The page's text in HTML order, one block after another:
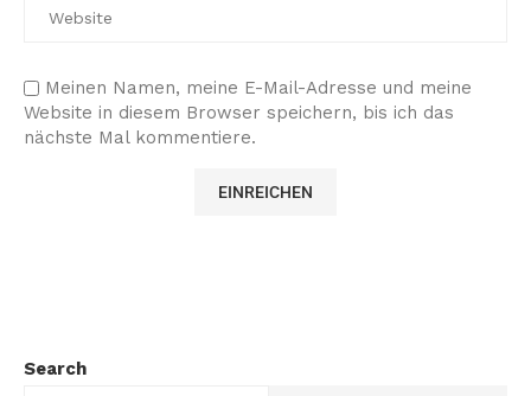
Meinen Namen, meine E-Mail-Adresse und meine
Website in diesem Browser speichern, bis ich das
nächste Mal kommentiere.
Search